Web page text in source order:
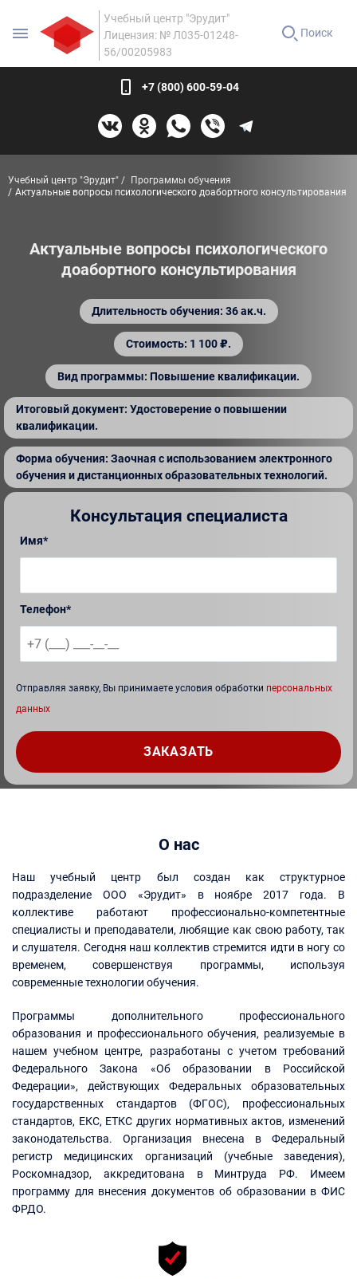
Учебный центр "Эрудит"
Лицензия: № Л035-01248-
56/00205983
Поиск
+7 (800) 600-59-04
Учебный центр "Эрудит"
Программы обучения
Актуальные вопросы психологического доабортного консультирования
Актуальные вопросы психологического
доабортного консультирования
Длительность обучения: 36 ак.ч.
Стоимость: 1 100 ₽.
Вид программы: Повышение квалификации.
Итоговый документ: Удостоверение о повышении
квалификации.
Форма обучения: Заочная с использованием электронного
обучения и дистанционных образовательных технологий.
Консультация специалиста
Имя*
Телефон*
Отправляя заявку, Вы принимаете условия обработки персональных
данных
О нас
Наш учебный центр был создан как структурное
подразделение ООО «Эрудит» в ноябре 2017 года. В
коллективе работают профессионально-компетентные
специалисты и преподаватели, любящие как свою работу, так
и слушателя. Сегодня наш коллектив стремится идти в ногу со
временем, совершенствуя программы, используя
современные технологии обучения.
Программы дополнительного профессионального
образования и профессионального обучения, реализуемые в
нашем учебном центре, разработаны с учетом требований
Федерального Закона «Об образовании в Российской
Федерации», действующих Федеральных образовательных
государственных стандартов (ФГОС), профессиональных
стандартов, ЕКС, ЕТКС других нормативных актов, изменений
законодательства. Организация внесена в Федеральный
регистр медицинских организаций (учебные заведения),
Роскомнадзор, аккредитована в Минтруда РФ. Имеем
программу для внесения документов об образовании в ФИС
ФРДО.